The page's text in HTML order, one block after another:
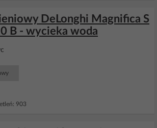
DeLonghi Magnifica S
B - wycieka woda
903